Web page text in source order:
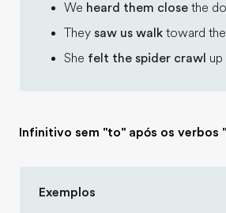
We heard them close the
They saw us walk toward
She felt the spider crawl up
Infinitivo sem "to" após os verbos
Exemplos